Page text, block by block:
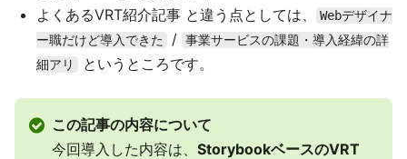
よくあるVRT紹介記事 と違う点としては、
Webデザイナ
ー職だけど導入できた
/ 事業サービスの課題・導入経緯の詳
細アリ
というところです。
この記事の内容について
今回導入した内容は、 StorybookベースのVRT